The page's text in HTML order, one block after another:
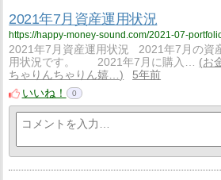
2021年7月資産運用状況
https://happy-money-sound.com/2021-07-
2021年7月資産運用状況 2021年7月の資
用状況です。 2021年7月に購入…
お
ちゃりんちゃりん嬉…
5年前
いいね！
0